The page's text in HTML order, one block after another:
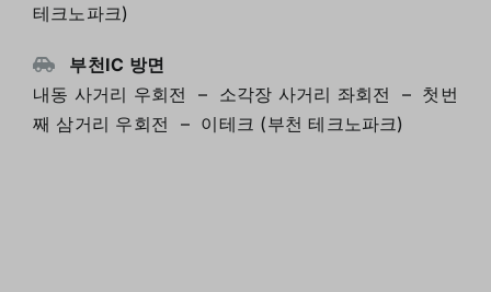
테크노파크)
부천IC 방면
내동 사거리 우회전 – 소각장 사거리 좌회전 – 첫번
째 삼거리 우회전 – 이테크 (부천 테크노파크)